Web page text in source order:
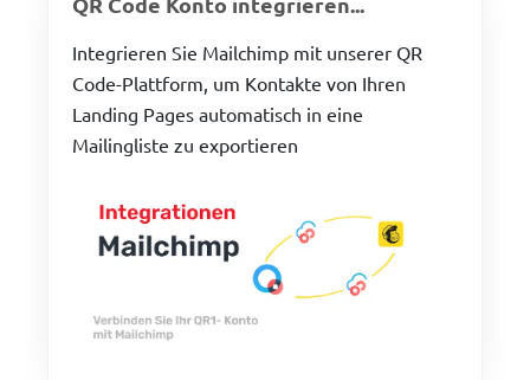
Integrieren Sie Mailchimp mit unserer QR
Code-Plattform, um Kontakte von Ihren
Landing Pages automatisch in eine
Mailingliste zu exportieren